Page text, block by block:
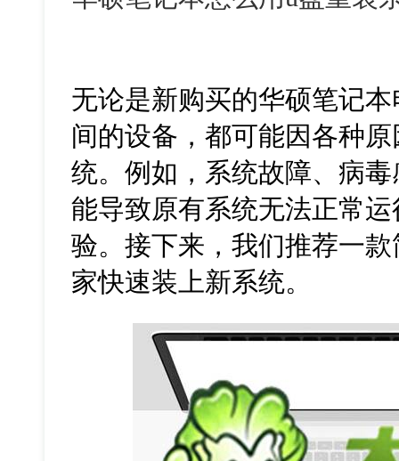
无论是新购买的华硕笔记
间的设备，都可能因各种
统。例如，系统故障、病
能导致原有系统无法正常
验。接下来，我们推荐一
家快速装上新系统。